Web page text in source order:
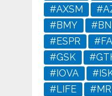
#AXSM
#BMY
#ESPR
#GSK
#IOVA
#LIFE